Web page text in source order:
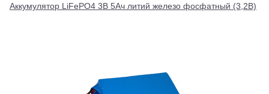
Аккумулятор LiFePO4 3В 5Ач литий железо фосфатный (3,2В)